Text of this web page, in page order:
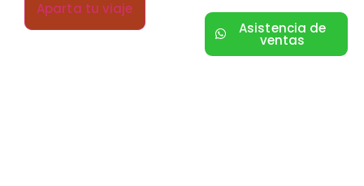
Aparta tu viaje
Asistencia de
ventas